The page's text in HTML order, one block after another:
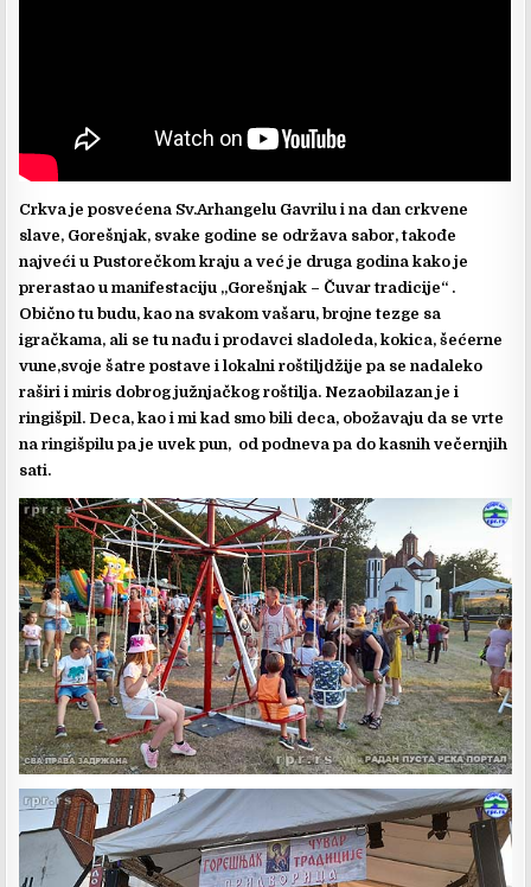
Crkva je posvećena Sv.Arhangelu Gavrilu i na dan crkvene
slave, Gorešnjak, svake godine se održava sabor, takođe
najveći u Pustorečkom kraju a već je druga godina kako je
prerastao u manifestaciju „Gorešnjak – Čuvar tradicije“ .
Obično tu budu, kao na svakom vašaru, brojne tezge sa
igračkama, ali se tu nađu i prodavci sladoleda, kokica, šećerne
vune,svoje šatre postave i lokalni roštiljdžije pa se nadaleko
raširi i miris dobrog južnjačkog roštilja. Nezaobilazan je i
ringišpil. Deca, kao i mi kad smo bili deca, obožavaju da se vrte
na ringišpilu pa je uvek pun, od podneva pa do kasnih večernjih
sati.